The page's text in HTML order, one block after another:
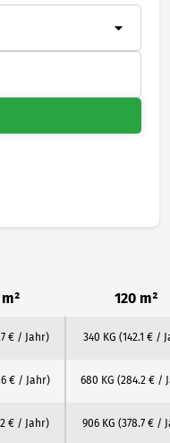
120 m²
€ / Jahr) 340 KG (142.1 € /
€ / Jahr) 680 KG (284.2 € /
€ / Jahr) 906 KG (378.7 € /